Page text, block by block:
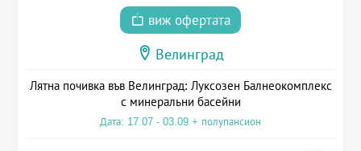
виж офертата
Велинград
Лятна почивка във Велинград: Луксозен Балнеокомплекс
с минеральни басейни
Дата: 17.07 - 03.09 + полупансион